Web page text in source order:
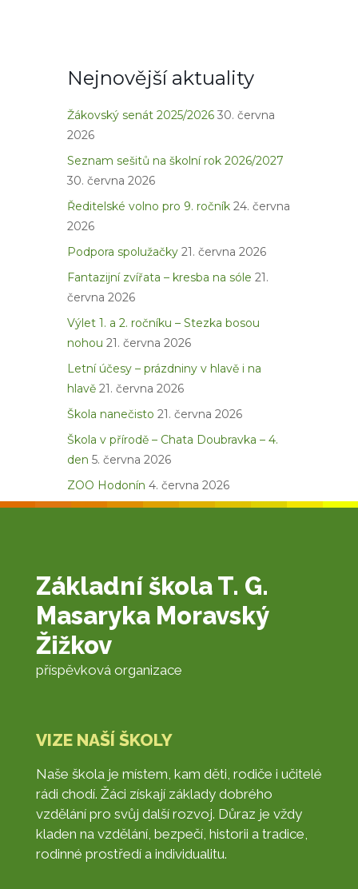
Nejnovější aktuality
Žákovský senát 2025/2026 30. června
2026
Seznam sešitů na školní rok 2026/2027
30. června 2026
Ředitelské volno pro 9. ročník 24. června
2026
Podpora spolužačky 21. června 2026
Fantazijní zvířata – kresba na sóle 21.
června 2026
Výlet 1. a 2. ročníku – Stezka bosou
nohou 21. června 2026
Letní účesy – prázdniny v hlavě i na
hlavě 21. června 2026
Škola nanečisto 21. června 2026
Škola v přírodě – Chata Doubravka – 4.
den 5. června 2026
ZOO Hodonín 4. června 2026
Základní škola T. G.
Masaryka Moravský
Žižkov
příspěvková organizace
VIZE NAŠÍ ŠKOLY
Naše škola je místem, kam děti, rodiče i učitelé
rádi chodí. Žáci získají základy dobrého
vzdělání pro svůj další rozvoj. Důraz je vždy
kladen na vzdělání, bezpečí, historii a tradice,
rodinné prostředí a individualitu.